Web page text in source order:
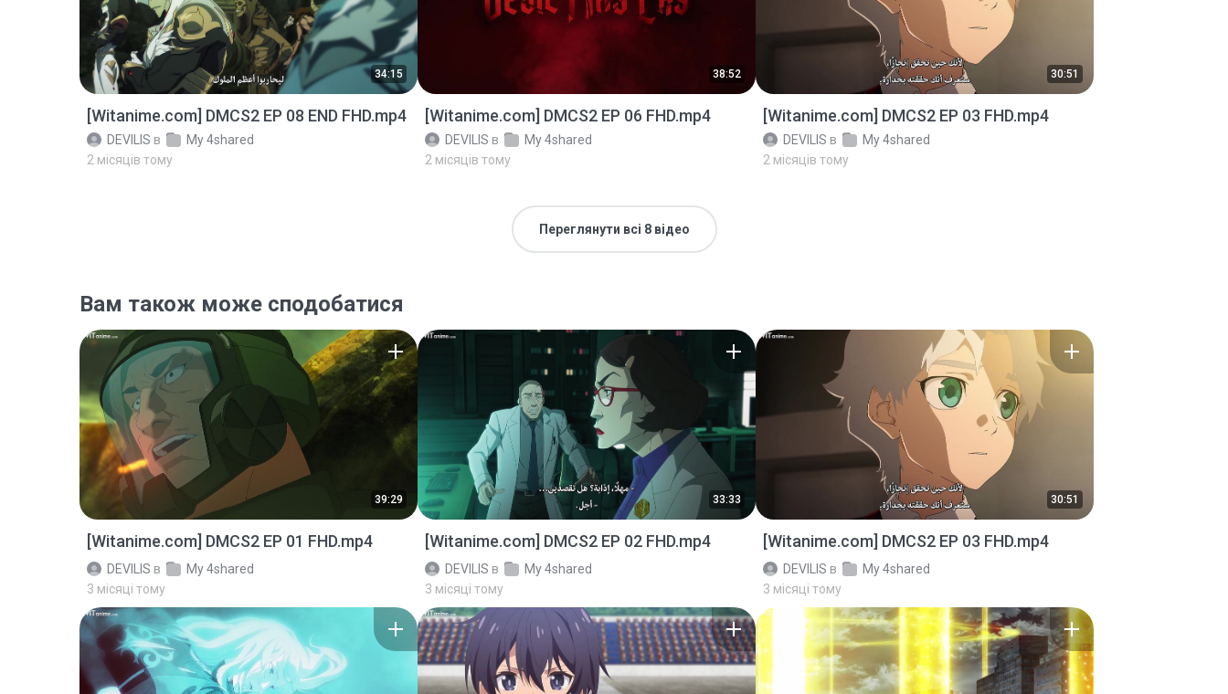
34:15
[Witanime.com] DMCS2 EP 08 END FHD.mp4
DEVILIS в
My 4shared
2 місяців тому
38:52
[Witanime.com] DMCS2 EP 06 FHD.mp4
DEVILIS в
My 4shared
2 місяців тому
30:51
[Witanime.com] DMCS2 EP 03 FHD.mp4
DEVILIS в
My 4shared
2 місяців тому
Переглянути всі 8 відео
Вам також може сподобатися
39:29
[Witanime.com] DMCS2 EP 01 FHD.mp4
DEVILIS в
My 4shared
3 місяці тому
33:33
[Witanime.com] DMCS2 EP 02 FHD.mp4
DEVILIS в
My 4shared
3 місяці тому
30:51
[Witanime.com] DMCS2 EP 03 FHD.mp4
DEVILIS в
My 4shared
3 місяці тому